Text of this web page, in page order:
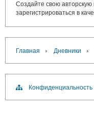
Создайте свою
зарегистрироваться в
Главная › Дневники ›
Конфиденциальность